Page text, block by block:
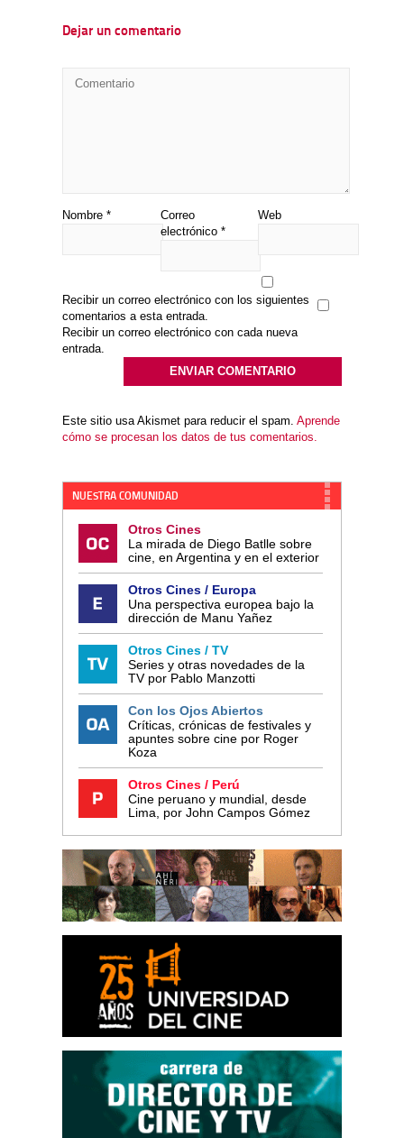
Dejar un comentario
Nombre *
Correo
electrónico *
Web
Recibir un correo electrónico con los siguientes
comentarios a esta entrada.
Recibir un correo electrónico con cada nueva
entrada.
Este sitio usa Akismet para reducir el spam. Aprende
cómo se procesan los datos de tus comentarios.
NUESTRA COMUNIDAD
Otros Cines
La mirada de Diego Batlle sobre
cine, en Argentina y en el exterior
Otros Cines / Europa
Una perspectiva europea bajo la
dirección de Manu Yañez
Otros Cines / TV
Series y otras novedades de la
TV por Pablo Manzotti
Con los Ojos Abiertos
Críticas, crónicas de festivales y
apuntes sobre cine por Roger
Koza
Otros Cines / Perú
Cine peruano y mundial, desde
Lima, por John Campos Gómez